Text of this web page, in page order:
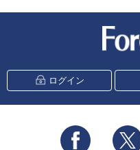
ログイン
Facebook